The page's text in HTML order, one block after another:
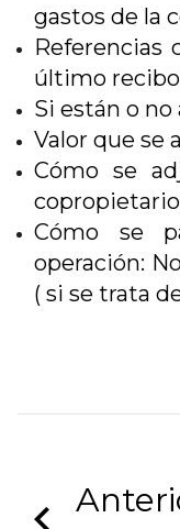
gastos de la
Referencias
último
Si están o no
Valor que se
Cómo se
Cómo se
operación:
( si se trata